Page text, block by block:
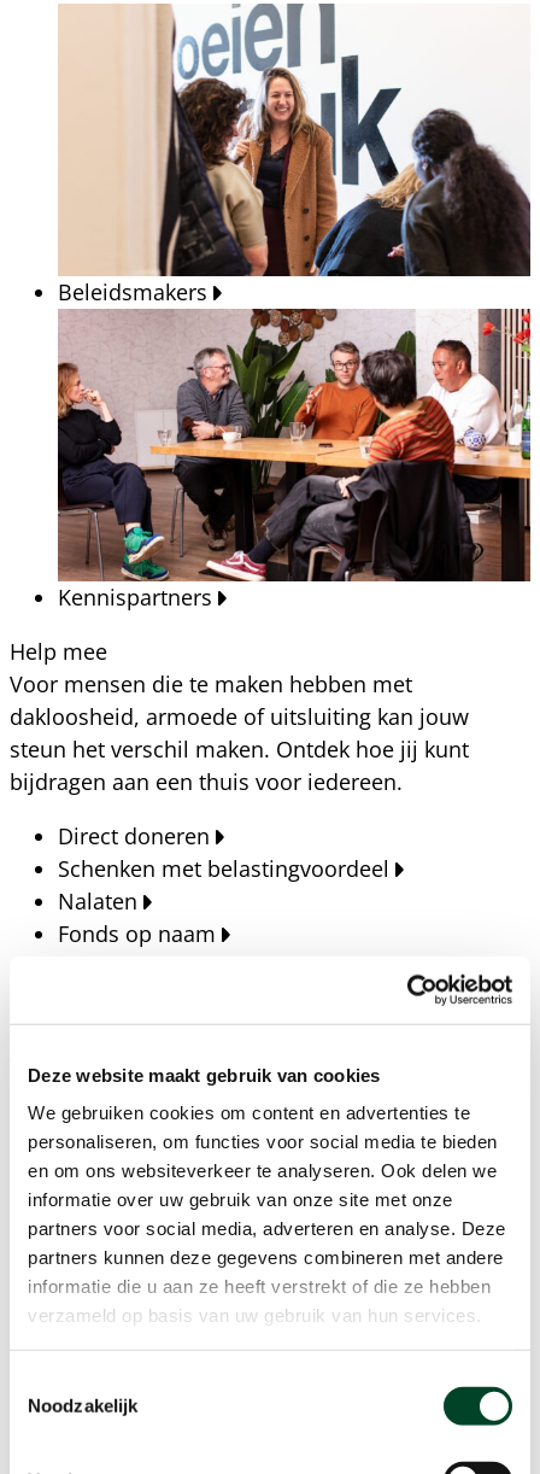
Deze website maakt gebruik van cookies
We gebruiken cookies om content en advertenties te
personaliseren, om functies voor social media te bieden
en om ons websiteverkeer te analyseren. Ook delen we
informatie over uw gebruik van onze site met onze
partners voor social media, adverteren en analyse. Deze
partners kunnen deze gegevens combineren met andere
informatie die u aan ze heeft verstrekt of die ze hebben
verzameld op basis van uw gebruik van hun services.
Noodzakelijk
Beleidsmakers
Kennispartners
Help mee
Voor mensen die te maken hebben met
dakloosheid, armoede of uitsluiting kan jouw
steun het verschil maken. Ontdek hoe jij kunt
bijdragen aan een thuis voor iedereen.
Direct doneren
Schenken met belastingvoordeel
Nalaten
Fonds op naam
Blijf op de hoogte van het laatste nieuws, verhalen,
publicaties en ontwikkelingen rondom Kansfonds
en onze missie.
Nieuwsberichten
Nieuws
Verhalen
Beeldbanken
Foto's bestaanszekerheid
Agenda